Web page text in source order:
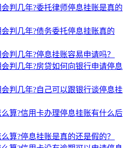
判几年?委托律师停息挂账是真的
判几年?债务委托停息挂账真的
判几年?停息挂账容易申请吗？
判几年?房贷如何向银行申请停息
判几年?自己可以跟银行谈停息挂
算?信用卡办理停息挂账有什么后
算?停息挂账是真的还是假的？